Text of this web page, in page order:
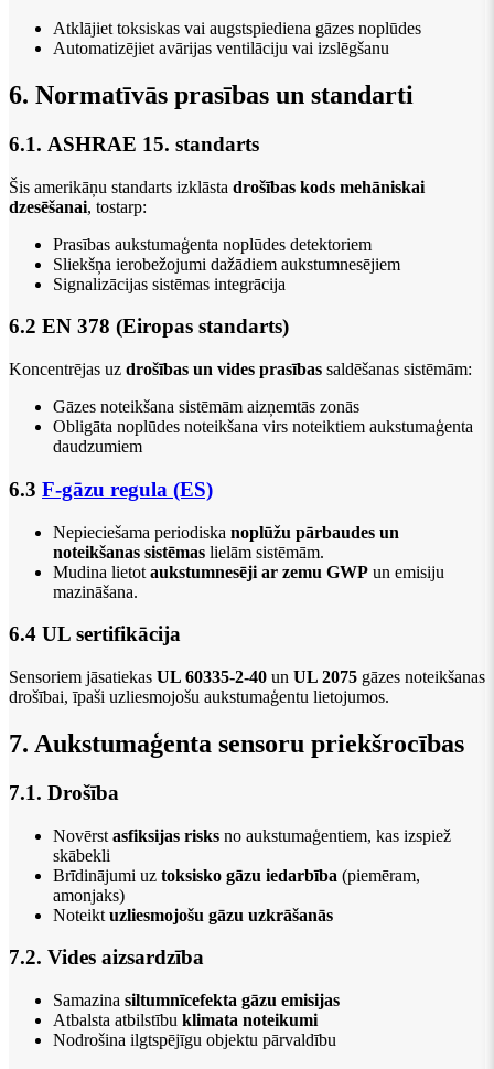
Atklājiet toksiskas vai augstspiediena gāzes noplūdes
Automatizējiet avārijas ventilāciju vai izslēgšanu
6. Normatīvās prasības un standarti
6.1. ASHRAE 15. standarts
Šis amerikāņu standarts izklāsta drošības kods mehāniskai
dzesēšanai, tostarp:
Prasības aukstumaģenta noplūdes detektoriem
Sliekšņa ierobežojumi dažādiem aukstumnesējiem
Signalizācijas sistēmas integrācija
6.2 EN 378 (Eiropas standarts)
Koncentrējas uz drošības un vides prasības saldēšanas sistēmām:
Gāzes noteikšana sistēmām aizņemtās zonās
Obligāta noplūdes noteikšana virs noteiktiem aukstumaģenta
daudzumiem
6.3 F-gāzu regula (ES)
Nepieciešama periodiska noplūžu pārbaudes un
noteikšanas sistēmas lielām sistēmām.
Mudina lietot aukstumnesēji ar zemu GWP un emisiju
mazināšana.
6.4 UL sertifikācija
Sensoriem jāsatiekas UL 60335-2-40 un UL 2075 gāzes noteikšanas
drošībai, īpaši uzliesmojošu aukstumaģentu lietojumos.
7. Aukstumaģenta sensoru priekšrocības
7.1. Drošība
Novērst asfiksijas risks no aukstumaģentiem, kas izspiež
skābekli
Brīdinājumi uz toksisko gāzu iedarbība (piemēram,
amonjaks)
Noteikt uzliesmojošu gāzu uzkrāšanās
7.2. Vides aizsardzība
Samazina siltumnīcefekta gāzu emisijas
Atbalsta atbilstību klimata noteikumi
Nodrošina ilgtspējīgu objektu pārvaldību